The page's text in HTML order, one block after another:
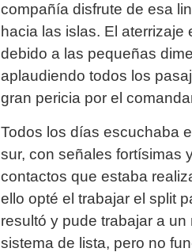
compañía disfrute de esa
hacia las islas. El
debido a las pequeñas
aplaudiendo todos los
gran pericia por el
Todos los días escuchaba
sur, con señales fortísimas
contactos que estaba
ello opté el trabajar el split
resultó y pude trabajar a
sistema de lista, pero no